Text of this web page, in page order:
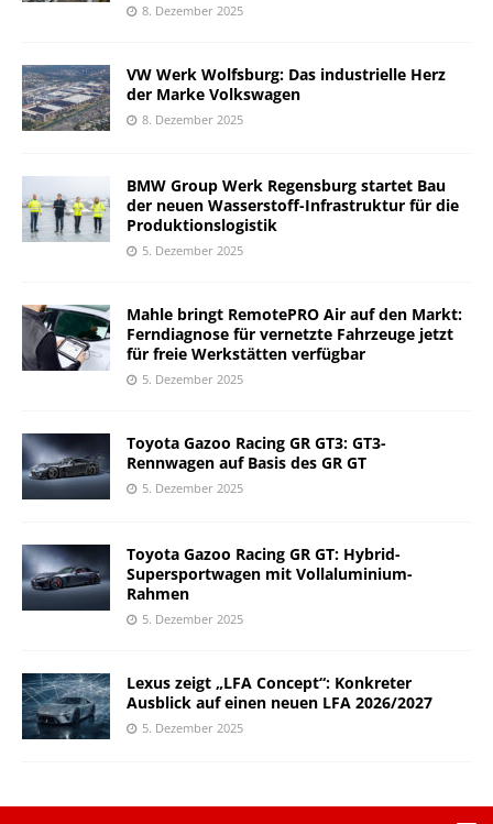
8. Dezember 2025
VW Werk Wolfsburg: Das industrielle Herz
der Marke Volkswagen
8. Dezember 2025
BMW Group Werk Regensburg startet Bau
der neuen Wasserstoff-Infrastruktur für die
Produktionslogistik
5. Dezember 2025
Mahle bringt RemotePRO Air auf den Markt:
Ferndiagnose für vernetzte Fahrzeuge jetzt
für freie Werkstätten verfügbar
5. Dezember 2025
Toyota Gazoo Racing GR GT3: GT3-
Rennwagen auf Basis des GR GT
5. Dezember 2025
Toyota Gazoo Racing GR GT: Hybrid-
Supersportwagen mit Vollaluminium-
Rahmen
5. Dezember 2025
Lexus zeigt „LFA Concept“: Konkreter
Ausblick auf einen neuen LFA 2026/2027
5. Dezember 2025